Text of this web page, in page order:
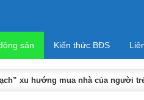
sản Kiến thức BĐS
xu hướng mua nhà của người